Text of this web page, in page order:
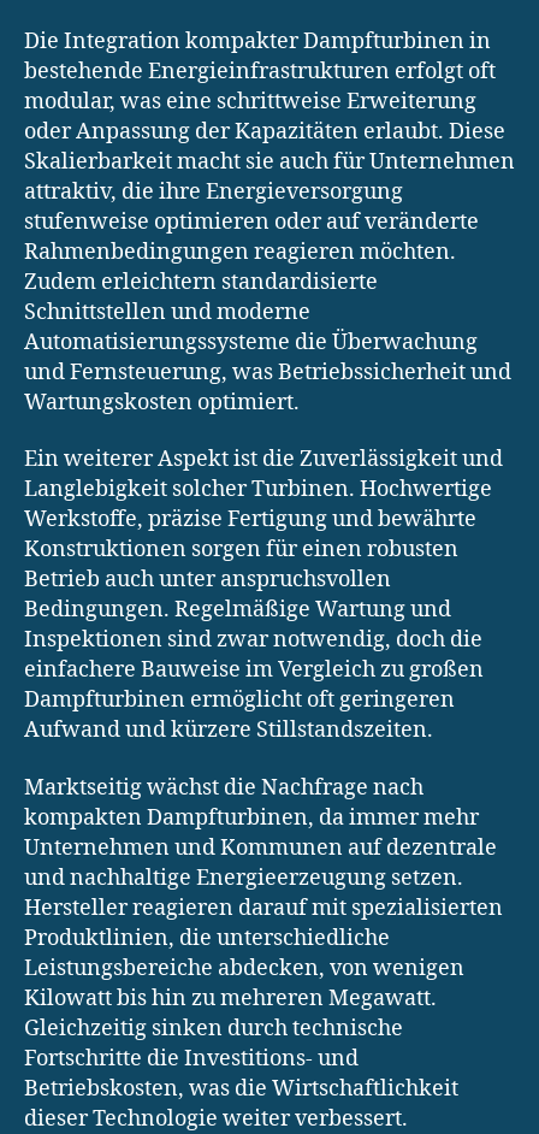
Die Integration kompakter Dampfturbinen in
bestehende Energieinfrastrukturen erfolgt oft
modular, was eine schrittweise Erweiterung
oder Anpassung der Kapazitäten erlaubt. Diese
Skalierbarkeit macht sie auch für Unternehmen
attraktiv, die ihre Energieversorgung
stufenweise optimieren oder auf veränderte
Rahmenbedingungen reagieren möchten.
Zudem erleichtern standardisierte
Schnittstellen und moderne
Automatisierungssysteme die Überwachung
und Fernsteuerung, was Betriebssicherheit und
Wartungskosten optimiert.
Ein weiterer Aspekt ist die Zuverlässigkeit und
Langlebigkeit solcher Turbinen. Hochwertige
Werkstoffe, präzise Fertigung und bewährte
Konstruktionen sorgen für einen robusten
Betrieb auch unter anspruchsvollen
Bedingungen. Regelmäßige Wartung und
Inspektionen sind zwar notwendig, doch die
einfachere Bauweise im Vergleich zu großen
Dampfturbinen ermöglicht oft geringeren
Aufwand und kürzere Stillstandszeiten.
Marktseitig wächst die Nachfrage nach
kompakten Dampfturbinen, da immer mehr
Unternehmen und Kommunen auf dezentrale
und nachhaltige Energieerzeugung setzen.
Hersteller reagieren darauf mit spezialisierten
Produktlinien, die unterschiedliche
Leistungsbereiche abdecken, von wenigen
Kilowatt bis hin zu mehreren Megawatt.
Gleichzeitig sinken durch technische
Fortschritte die Investitions- und
Betriebskosten, was die Wirtschaftlichkeit
dieser Technologie weiter verbessert.